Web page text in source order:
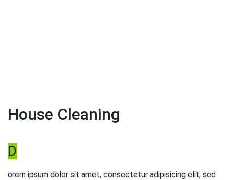
House Cleaning
D
orem ipsum dolor sit amet, consectetur adipisicing elit, sed